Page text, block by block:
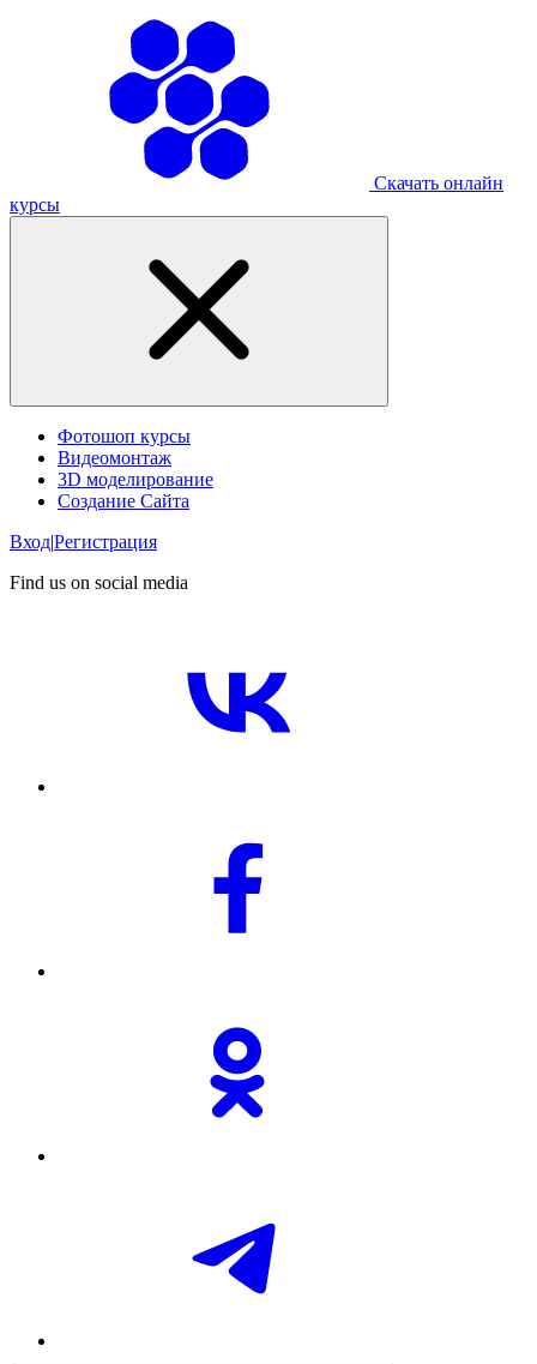
Скачать онлайн
курсы
Фотошоп курсы
Видеомонтаж
3D моделирование
Создание Сайта
Вход|Регистрация
Find us on social media